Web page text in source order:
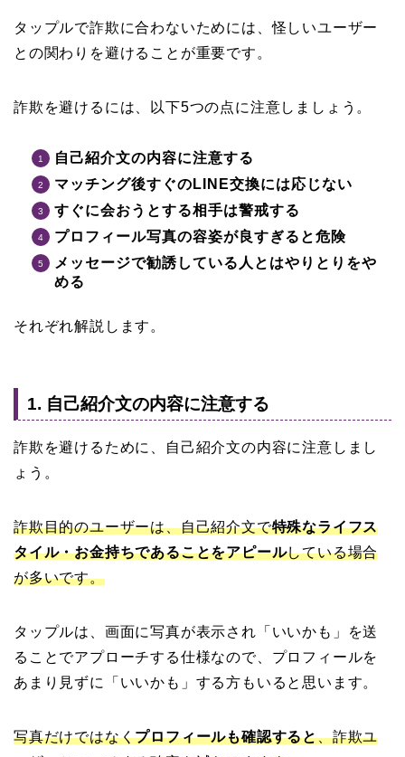
タップルで詐欺に合わないためには、怪しいユーザー
との関わりを避けることが重要です。
詐欺を避けるには、以下5つの点に注意しましょう。
自己紹介文の内容に注意する
マッチング後すぐのLINE交換には応じない
すぐに会おうとする相手は警戒する
プロフィール写真の容姿が良すぎると危険
メッセージで勧誘している人とはやりとりをや
める
それぞれ解説します。
1. 自己紹介文の内容に注意する
詐欺を避けるために、自己紹介文の内容に注意しまし
ょう。
詐欺目的のユーザーは、自己紹介文で特殊なライフス
タイル・お金持ちであることをアピールしている場合
が多いです。
タップルは、画面に写真が表示され「いいかも」を送
ることでアプローチする仕様なので、プロフィールを
あまり見ずに「いいかも」する方もいると思います。
写真だけではなくプロフィールも確認すると、詐欺ユ